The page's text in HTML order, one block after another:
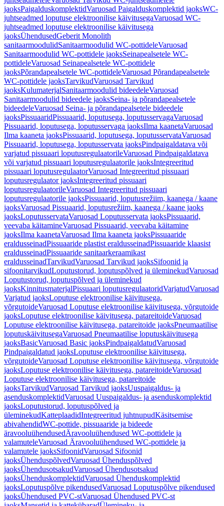
jaoksPaigalduskomplektidVaruosad Paigalduskomplektid jaoksWC-
juhtseadmed loputuse elektroonilise käivitusegaVaruosad WC-
juhtseadmed loputuse elektroonilise käivitusega
jaoksÜhendusedGeberit Monolith
sanitaarmoodulidSanitaarmoodulid WC-pottideleVaruosad
Sanitaarmoodulid WC-pottidele jaoksSeinapealsetele WC-
pottideleVaruosad Seinapealsetele WC-pottidele
jaoksPõrandapealsetele WC-pottideleVaruosad Põrandapealsetele
WC-pottidele jaoksTarvikudVaruosad Tarvikud
jaoksKulumaterjalSanitaarmoodulid bideedeleVaruosad
Sanitaarmoodulid bideedele jaoksSeina- ja põrandapealsetele
bideedeleVaruosad Seina- ja põrandapealsetele bideedele
jaoksPissuaaridPissuaarid, loputusega, loputusservagaVaruosad
Pissuaarid, loputusega, loputusservaga jaoksIlma kaanetaVaruosad
Ilma kaaneta jaoksPissuaarid, loputusega, loputusservataVaruosad
Pissuaarid, loputusega, loputusservata jaoksPindpaigaldatava või
varjatud pissuaari loputusregulaatorileVaruosad Pindpaigaldatava
või varjatud pissuaari loputusregulaatorile jaoksIntegreeritud
pissuaari loputusregulaatorVaruosad Integreeritud pissuaari
loputusregulaator jaoksIntegreeritud pissuaari
loputusregulaatorileVaruosad Integreeritud pissuaari
loputusregulaatorile jaoksPissuaarid, loputusrežiim, kaanega / kaane
jaoksVaruosad Pissuaarid, loputusrežiim, kaanega / kaane jaoks
jaoksLoputusservataVaruosad Loputusservata jaoksPissuaarid,
veevaba käitamineVaruosad Pissuaarid, veevaba käitamine
jaoksIlma kaanetaVaruosad Ilma kaaneta jaoksPissuaaride
eraldusseinadPissuaaride plastist eraldusseinadPissuaaride klaasist
eraldusseinadPissuaaride sanitaarkeraamikast
eraldusseinadTarvikudVaruosad Tarvikud jaoksSifoonid ja
sifoonitarvikudLoputustorud, loputuspõlved ja üleminekudVaruosad
Loputustorud, loputuspõlved ja üleminekud
jaoksKinnitusmaterjalPissuaari loputusregulaatoridVarjatudVaruosad
Varjatud jaoksLoputuse elektroonilise käivitusega,
võrgutoideVaruosad Loputuse elektroonilise käivitusega, võrgutoide
jaoksLoputuse elektroonilise käivitusega, patareitoideVaruosad
Loputuse elektroonilise käivitusega, patareitoide jaoksPneumaatilise
loputuskäivitusegaVaruosad Pneumaatilise loputuskäivitusega
jaoksBasicVaruosad Basic jaoksPindpaigaldatudVaruosad
Pindpaigaldatud jaoksLoputuse elektroonilise käivitusega,
võrgutoideVaruosad Loputuse elektroonilise käivitusega, võrgutoide
jaoksLoputuse elektroonilise käivitusega, patareitoideVaruosad
Loputuse elektroonilise käivitusega, patareitoide
jaoksTarvikudVaruosad Tarvikud jaoksUuspaigaldus- ja
asenduskomplektidVaruosad Uuspaigaldus- ja asenduskomplektid
jaoksLoputustorud, loputuspõlved ja
üleminekudKatteplaadidIntegreeritud juhtnupudKäsitsemise
abivahendidWC-pottide, pissuaaride ja bideede
äravooluühendusedÄravooluühendused WC-pottidele ja
valamuteleVaruosad Äravooluühendused WC-pottidele ja
valamutele jaoksSifoonidVaruosad Sifoonid
jaoksÜhenduspõlvedVaruosad Ühenduspõlved
jaoksÜhendusotsakudVaruosad Ühendusotsakud
jaoksÜhenduskomplektidVaruosad Ühenduskomplektid
jaoksLoputuspõlve pikendusedVaruosad Loputuspõlve pikendused
jaoksÜhendused PVC-stVaruosad Ühendused PVC-st